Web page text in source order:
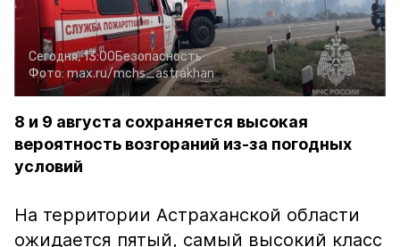
Сегодня, 13:00Безопасность
Фото: max.ru/mchs_astrakhan
8 и 9 августа сохраняется высокая
вероятность возгораний из-за погодных
условий
На территории Астраханской области
ожидается пятый, самый высокий класс